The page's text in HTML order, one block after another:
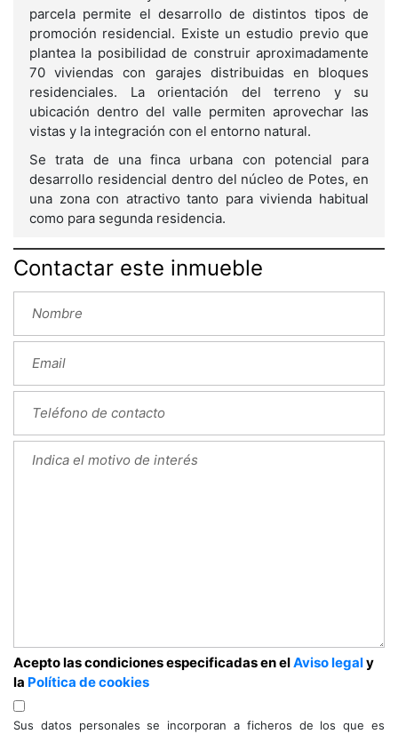
parcela permite el desarrollo de distintos tipos de
promoción residencial. Existe un estudio previo que
plantea la posibilidad de construir aproximadamente
70 viviendas con garajes distribuidas en bloques
residenciales. La orientación del terreno y su
ubicación dentro del valle permiten aprovechar las
vistas y la integración con el entorno natural.
Se trata de una finca urbana con potencial para
desarrollo residencial dentro del núcleo de Potes, en
una zona con atractivo tanto para vivienda habitual
como para segunda residencia.
Contactar este inmueble
Acepto las condiciones especificadas en elAviso legaly
la Política de cookies
Sus datos personales se incorporan a ficheros de los que es